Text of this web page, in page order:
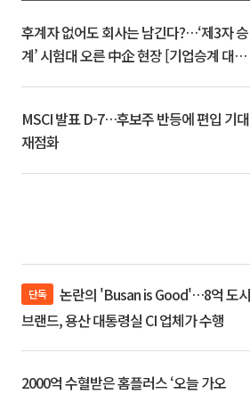
후계자 없어도 회사는 남긴다?…‘제3자 승
계’ 시험대 오른 中企 현장 [기업승계 대전
MSCI 발표 D-7…후보주 반등에 편입 기대
재점화
단독
브랜드, 용산 대통령실 CI 업체가 수행
2000억 수혈받은 홈플러스 ‘오늘 가오